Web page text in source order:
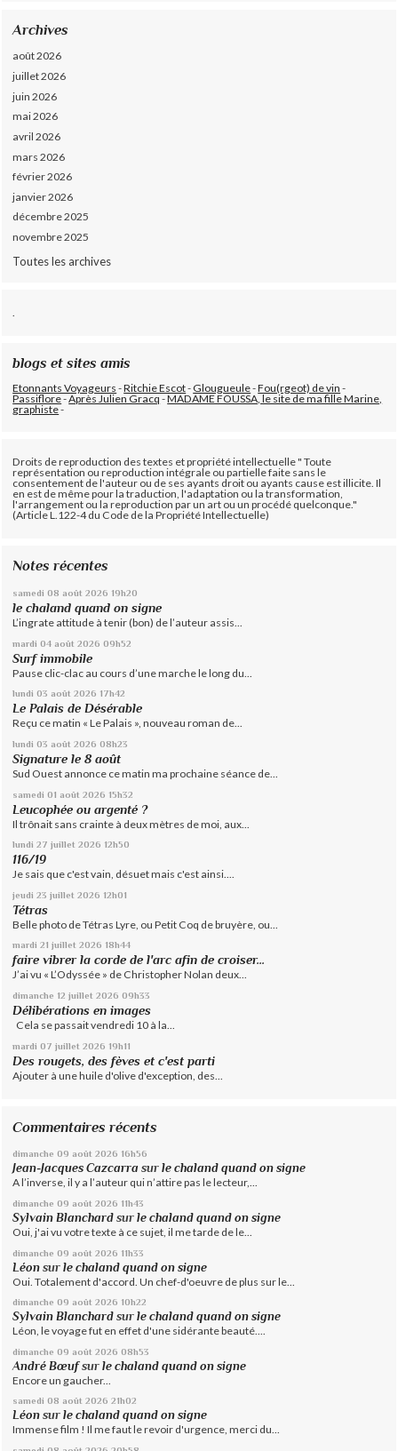
Archives
août 2026
juillet 2026
juin 2026
mai 2026
avril 2026
mars 2026
février 2026
janvier 2026
décembre 2025
novembre 2025
Toutes les archives
blogs et sites amis
Etonnants Voyageurs -Ritchie Escot-Glougueule-Fou(rgeot) de vin -
Passiflore-Après Julien Gracq-MADAME FOUSSA, le site de ma fille Marine,
graphiste-
Droits de reproduction des textes et propriété intellectuelle " Toute
représentation ou reproduction intégrale ou partielle faite sans le
consentement de l'auteur ou de ses ayants droit ou ayants cause est illicite. Il
en est de même pour la traduction, l'adaptation ou la transformation,
l'arrangement ou la reproduction par un art ou un procédé quelconque."
(Article L.122-4 du Code de la Propriété Intellectuelle)
Notes récentes
samedi 08 août 2026 19h20
le chaland quand on signe
L’ingrate attitude à tenir (bon) de l’auteur assis...
mardi 04 août 2026 09h52
Surf immobile
Pause clic-clac au cours d’une marche le long du...
lundi 03 août 2026 17h42
Le Palais de Désérable
Reçu ce matin « Le Palais », nouveau roman de...
lundi 03 août 2026 08h23
Signature le 8 août
Sud Ouest annonce ce matin ma prochaine séance de...
samedi 01 août 2026 15h32
Leucophée ou argenté ?
Il trônait sans crainte à deux mètres de moi, aux...
lundi 27 juillet 2026 12h50
116/19
Je sais que c'est vain, désuet mais c'est ainsi....
jeudi 23 juillet 2026 12h01
Tétras
Belle photo de Tétras Lyre, ou Petit Coq de bruyère, ou...
mardi 21 juillet 2026 18h44
faire vibrer la corde de l'arc afin de croiser...
J’ai vu « L’Odyssée » de Christopher Nolan deux...
dimanche 12 juillet 2026 09h33
Délibérations en images
Cela se passait vendredi 10 à la...
mardi 07 juillet 2026 19h11
Des rougets, des fèves et c'est parti
Ajouter à une huile d'olive d'exception, des...
Commentaires récents
dimanche 09 août 2026 16h56
Jean-Jacques Cazcarra surle chaland quand on signe
A l’inverse, il y a l’auteur qui n’attire pas le lecteur,...
dimanche 09 août 2026 11h43
Sylvain Blanchard surle chaland quand on signe
Oui, j'ai vu votre texte à ce sujet, il me tarde de le...
dimanche 09 août 2026 11h33
Léon surle chaland quand on signe
Oui. Totalement d'accord. Un chef-d'oeuvre de plus sur le...
dimanche 09 août 2026 10h22
Sylvain Blanchard surle chaland quand on signe
Léon, le voyage fut en effet d'une sidérante beauté....
dimanche 09 août 2026 08h53
André Bœufsurle chaland quand on signe
Encore un gaucher...
samedi 08 août 2026 21h02
Léon surle chaland quand on signe
Immense film ! Il me faut le revoir d'urgence, merci du...